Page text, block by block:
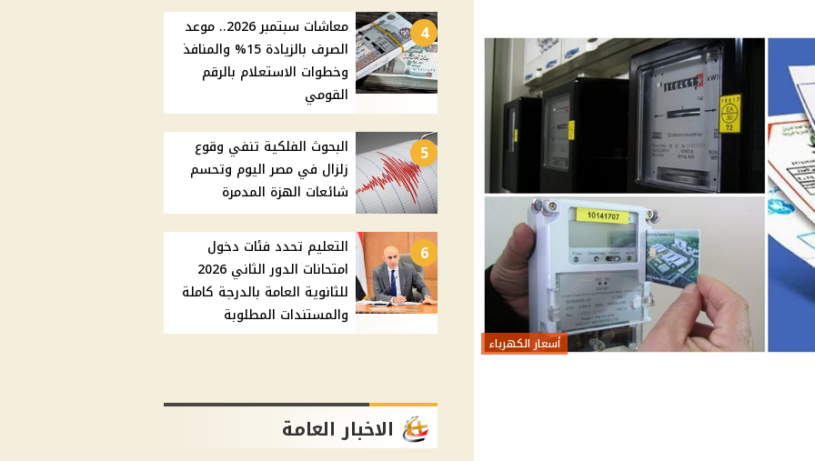
أسعار الكهرباء
4
معاشات سبتمبر 2026.. موعد
الصرف بالزيادة 15% والمنافذ
وخطوات الاستعلام بالرقم
القومي
5
البحوث الفلكية تنفي وقوع
زلزال في مصر اليوم وتحسم
شائعات الهزة المدمرة
6
التعليم تحدد فئات دخول
امتحانات الدور الثاني 2026
للثانوية العامة بالدرجة كاملة
والمستندات المطلوبة
الاخبار العامة